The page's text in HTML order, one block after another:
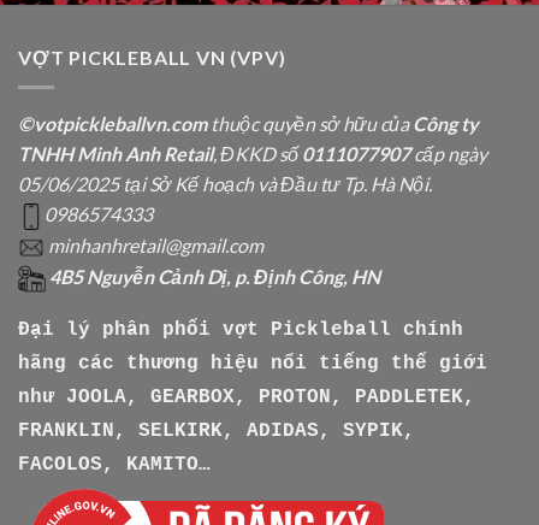
VỢT PICKLEBALL VN (VPV)
©votpickleballvn.comthuộc quyền sở hữu củaCông ty
TNHH Minh Anh Retail, ĐKKD số0111077907cấp ngày
05/06/2025 tại Sở Kế hoạch và Đầu tư Tp. Hà Nội.
0986574333
minhanhretail@gmail.com
4B5 Nguyễn Cảnh Dị, p. Định Công, HN
Đại lý phân phối vợt Pickleball chính
hãng các thương hiệu nổi tiếng thế giới
như
JOOLA, GEARBOX, PROTON, PADDLETEK,
FRANKLIN, SELKIRK, ADIDAS, SYPIK,
FACOLOS, KAMITO…